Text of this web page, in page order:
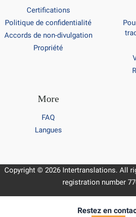
Certifications
Politique de confidentialité
Accords de non-divulgation
Propriété
More
FAQ
Langues
Copyright © 2026 Intertranslations. All
registration number
Restez en